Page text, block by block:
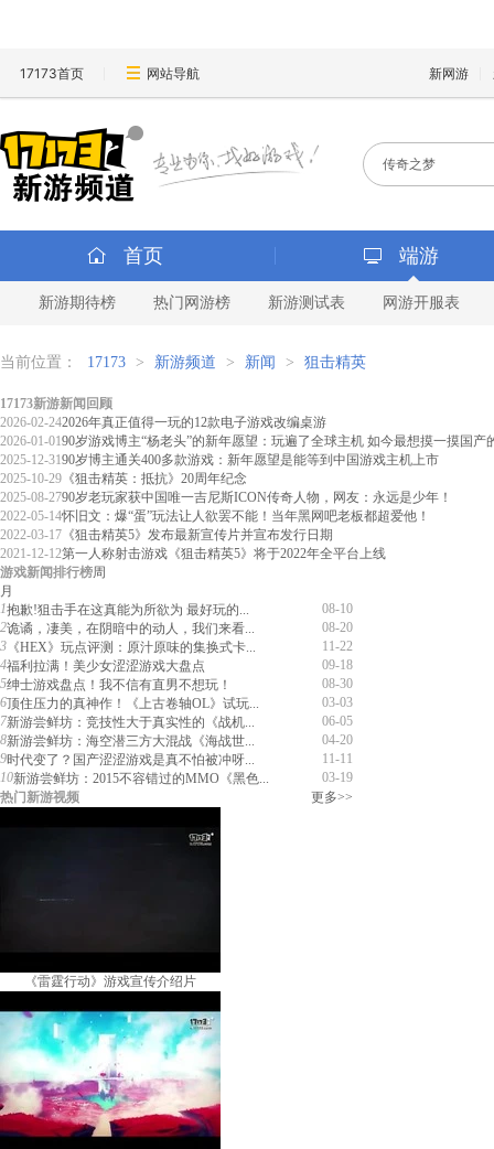
17173首页 网站导航 新网游
首页 端游
新游期待榜 热门网游榜 新游测试表 网游开服表
当前位置： 17173 > 新游频道 > 新闻 > 狙击精英
17173新游新闻回顾
2026-02-242026年真正值得一玩的12款电子游戏改编桌游
2026-01-0190岁游戏博主“杨老头”的新年愿望：玩遍了全球主机 如今最想摸一摸国产
2025-12-3190岁博主通关400多款游戏：新年愿望是能等到中国游戏主机上市
2025-10-29 《狙击精英：抵抗》20周年纪念
2025-08-2790岁老玩家获中国唯一吉尼斯ICON传奇人物，网友：永远是少年！
2022-05-14怀旧文：爆“蛋”玩法让人欲罢不能！当年黑网吧老板都超爱他！
2022-03-17 《狙击精英5》发布最新宣传片并宣布发行日期
2021-12-12第一人称射击游戏《狙击精英5》将于2022年全平台上线
游戏新闻排行榜周
月
1
08-10
抱歉!狙击手在这真能为所欲为 最好玩的...
2
08-20
诡谲，凄美，在阴暗中的动人，我们来看...
3
11-22
《HEX》玩点评测：原汁原味的集换式卡...
4
09-18
福利拉满！美少女涩涩游戏大盘点
5
08-30
绅士游戏盘点！我不信有直男不想玩！
6
03-03
顶住压力的真神作！《上古卷轴OL》试玩...
7
06-05
新游尝鲜坊：竞技性大于真实性的《战机...
8
04-20
新游尝鲜坊：海空潜三方大混战《海战世...
9
11-11
时代变了？国产涩涩游戏是真不怕被冲呀...
10
03-19
新游尝鲜坊：2015不容错过的MMO《黑色...
热门新游视频
更多>>
《雷霆行动》游戏宣传介绍片